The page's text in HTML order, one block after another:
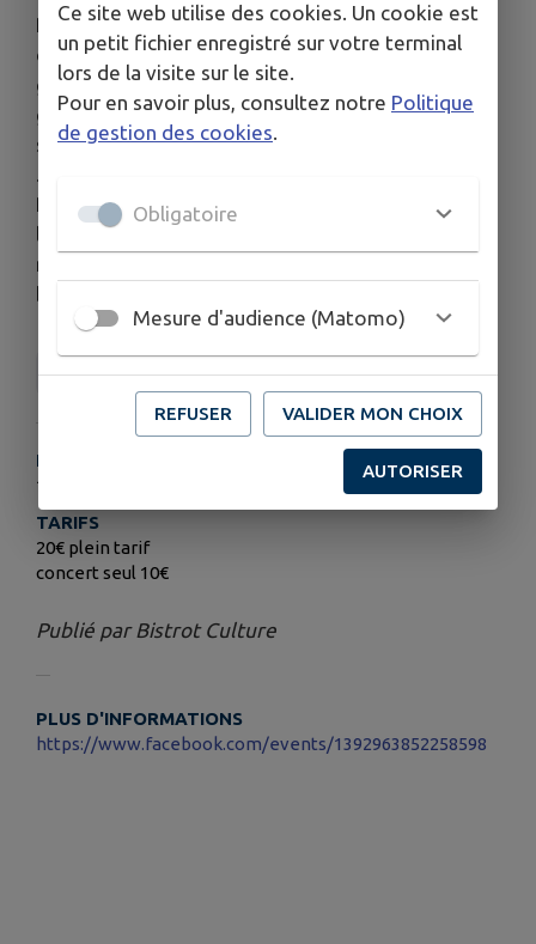
RIEN DANS TON FOLK balance son Yaourt à base
de chansons traditionnelles blue-
grass/country/folk, et surtout de reprises des plus
grands tubes du disco et de la variété Anglo-
saxonne...
...façon Cow-boy évidemment !!!
Plus qu'un concert, RIEN DANS TON FOLK intègre
le public au travers de son spectacle musical,
mêlant énergie, justesse, interactivité, dérision et
beaucoup d'humour !
Bistrot Culture
HORAIRES
19h ou concert seul 21h
TARIFS
20€ plein tarif
concert seul 10€
Publié par Bistrot Culture
PLUS D'INFORMATIONS
https://www.facebook.com/events/1392963852258598
Ce site web utilise des cookies. Un cookie est
un petit fichier enregistré sur votre terminal
lors de la visite sur le site.
Pour en savoir plus, consultez notre Politique
de gestion des cookies
Obligatoire
Mesure d'audience (Matomo)
REFUSER VALIDER MON CHOIX
AUTORISER